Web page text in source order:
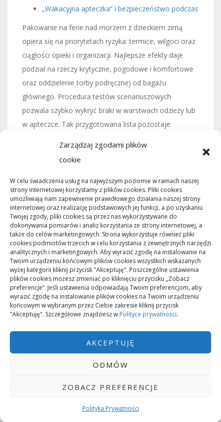
Zarządzaj zgodami plików
cookie
W celu świadczenia usług na najwyższym poziomie w ramach naszej
strony internetowej korzystamy z plików cookies. Pliki cookies
umożliwiają nam zapewnienie prawidłowego działania naszej strony
internetowej oraz realizację podstawowych jej funkcji, a po uzyskaniu
Twojej zgody, pliki cookies są przez nas wykorzystywane do
dokonywania pomiarów i analiz korzystania ze strony internetowej, a
także do celów marketingowych. Strona wykorzystuje również pliki
cookies podmiotów trzecich w celu korzystania z zewnętrznych narzędzi
analitycznych i marketingowych. Aby wyrazić zgodę na instalowanie na
Twoim urządzeniu końcowym plików cookies wszystkich wskazanych
wyżej kategorii kliknij przycisk "Akceptuję". Poszczególne ustawienia
plików cookies możesz zmieniać po kliknięciu przycisku „Zobacz
preferencje”. Jeśli ustawienia odpowiadają Twoim preferencjom, aby
wyrazić zgodę na instalowanie plików cookies na Twoim urządzeniu
końcowym w wybranym przez Ciebie zakresie kliknij przycisk
"Akceptuję". Szczegółowe znajdziesz w Polityce prywatności.
AKCEPTUJĘ
ODMÓW
ZOBACZ PREFERENCJE
Polityka Prywatności
„Wakacyjna apteczka” i bezpieczeństwo podczas
Pakowanie na ferie nad morzem z dzieckiem zimą
opiera się na priorytetach ryzyka: termice, wilgoci oraz
ciągłości opieki i organizacji. Najlepsze efekty daje
podział na rzeczy krytyczne, pogodowe i komfortowe
oraz oddzielenie torby podręcznej od bagażu
głównego. Procedura testów scenariuszowych
pozwala szybko wykryć braki w warstwach odzieży lub
w apteczce. Tak przygotowana lista pozostaje
ARTYKUŁ SPONSOROWANY
Nawigacja
wpisu
Jak dziecko reaguje na
zmianę szkoły po
przeprowadzce – wsparcie i
skuteczne działania
Rekuperator i smart home:
integracja i możliwości
Maria
postawić na sprawdzone